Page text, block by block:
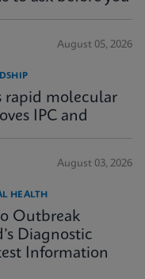
August 05, 2026
rapid molecular
IPC and
August 03, 2026
HEALTH
Outbreak
Diagnostic
Information